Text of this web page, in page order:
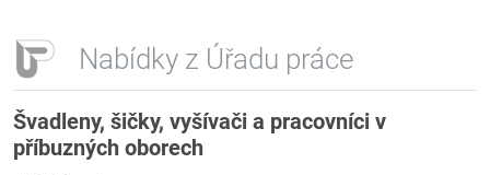
Nabídky z Úřadu práce
Švadleny, šičky, vyšívači a pracovníci v
příbuzných oborech